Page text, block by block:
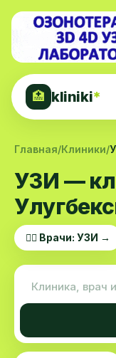
🏥 kliniki*
Главная/Клиники/
УЗИ —
👨‍⚕️ Врачи: УЗИ →